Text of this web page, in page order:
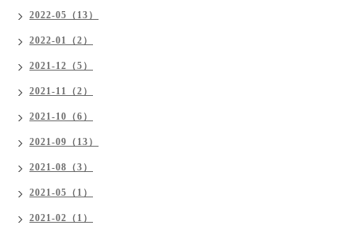
2022-05（13）
2022-01（2）
2021-12（5）
2021-11（2）
2021-10（6）
2021-09（13）
2021-08（3）
2021-05（1）
2021-02（1）